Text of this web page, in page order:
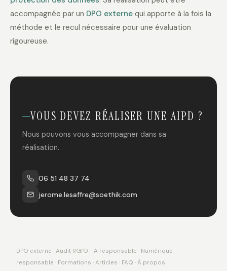
accompagnée par un DPO externe qui apporte à la fois la
méthode et le recul nécessaire pour une évaluation
rigoureuse.
VOUS DEVEZ RÉALISER UNE AIPD ?
Nous pouvons vous accompagner dans sa
réalisation.
06 51 48 37 74
jerome.lesaffre@soethik.com
DPO externe · Audit RGPD · IA responsable · Numérique
responsable · Formations · Articles · FAQ · À propos